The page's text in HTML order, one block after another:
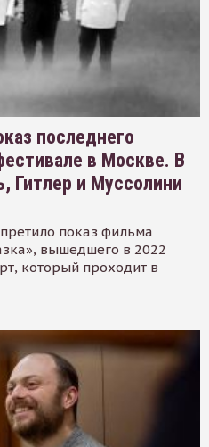
последнего
в Москве. В
Гитлер и Муссолини
показ фильма
вышедшего в 2022
который проходит в